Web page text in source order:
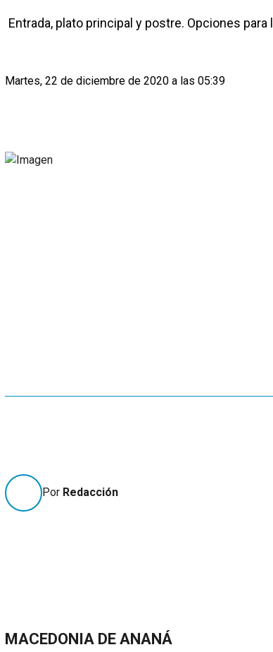
Entrada, plato principal y postre. Opciones
Martes, 22 de diciembre de 2020 a las 05:39
Por Redacción
MACEDONIA DE ANANÁ